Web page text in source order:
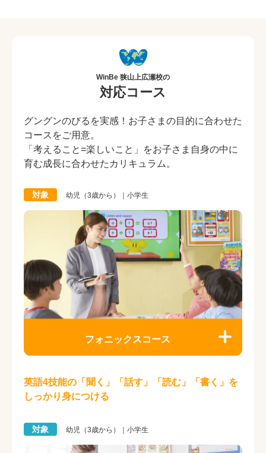
WinBe 狭山上広瀬校の
対応コース
グングンのびるを実感！お子さまの目的に合わせた
コースをご用意。
「考えること=楽しいこと」をお子さま自身の中に
育む成長に合わせたカリキュラム。
対象 幼児（3歳から）｜小学生
フォニックスコース
英語4技能の「聞く」「話す」「読む」「書く」を
しっかり身につける
対象 幼児（3歳から）｜小学生